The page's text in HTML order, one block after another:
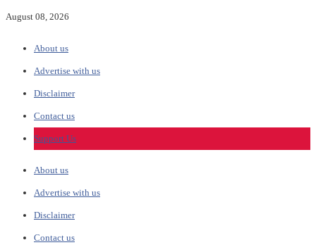
August 08, 2026
About us
Advertise with us
Disclaimer
Contact us
Support Us
About us
Advertise with us
Disclaimer
Contact us